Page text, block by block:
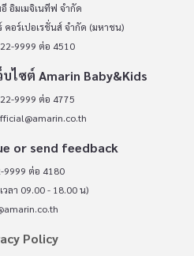
อิมเมจิเนทีฟ จำกัด
คอร์เปอเรชั่นส์ จำกัด (มหาชน)
9999 ต่อ 4510
ไซต์ Amarin Baby&Kids
9999 ต่อ 4775
or send feedback
9999 ต่อ 4180
วลา 09.00 - 18.00 น)
Policy